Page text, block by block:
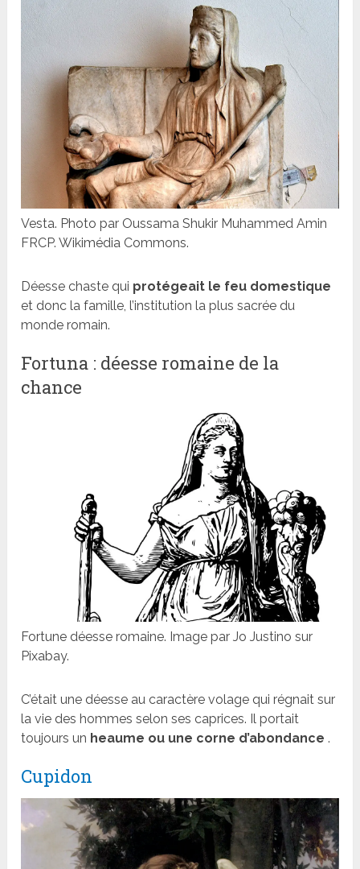
Vesta. Photo par Oussama Shukir Muhammed Amin
FRCP. Wikimédia Commons.
Déesse chaste qui protégeait le feu domestique
et donc la famille, l’institution la plus sacrée du
monde romain.
Fortuna : déesse romaine de la
chance
Fortune déesse romaine. Image par Jo Justino sur
Pixabay.
C’était une déesse au caractère volage qui régnait sur
la vie des hommes selon ses caprices. Il portait
toujours un heaume ou une corne d’abondance .
Cupidon